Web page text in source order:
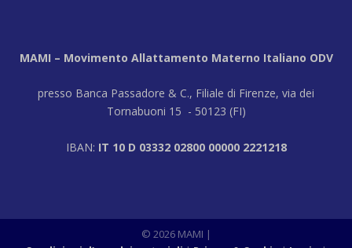
MAMI – Movimento Allattamento Materno Italiano ODV
presso Banca Passadore & C., Filiale di Firenze, via dei
Tornabuoni 15 - 50123 (FI)
IBAN: IT 10 D 03332 02800 00000 2221218
© 2026 MAMI |